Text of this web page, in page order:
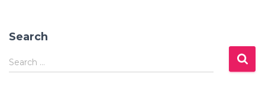
Search
S
e
Search …